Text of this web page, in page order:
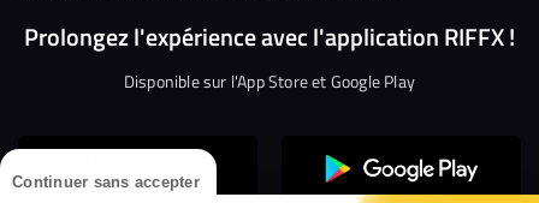
Continuer sans accepter
Prolongez l'expérience avec l'application RIFFX !
Disponible sur l'App Store et Google Play